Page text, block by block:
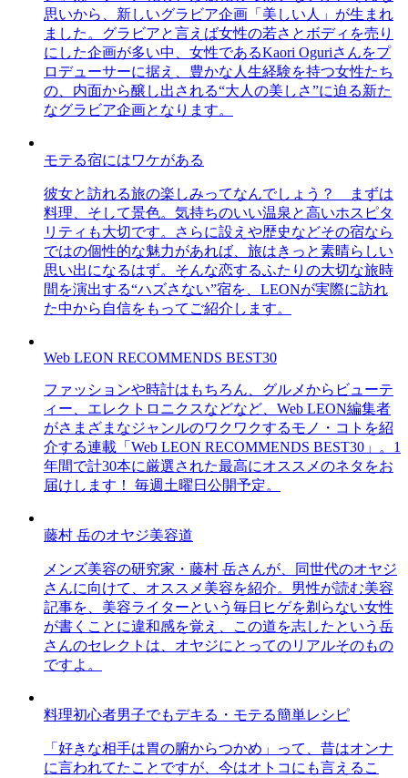
思いから、新しいグラビア企画「美しい人」が生まれ
ました。グラビアと言えば女性の若さとボディを売り
にした企画が多い中、女性であるKaori Oguriさんをプ
ロデューサーに据え、豊かな人生経験を持つ女性たち
の、内面から醸し出される“大人の美しさ”に迫る新た
なグラビア企画となります。
モテる宿にはワケがある
彼女と訪れる旅の楽しみってなんでしょう？ まずは
料理、そして景色。気持ちのいい温泉と高いホスピタ
リティも大切です。さらに設えや歴史などその宿なら
ではの個性的な魅力があれば、旅はきっと素晴らしい
思い出になるはず。そんな恋するふたりの大切な旅時
間を演出する“ハズさない”宿を、LEONが実際に訪れ
た中から自信をもってご紹介します。
Web LEON RECOMMENDS BEST30
ファッションや時計はもちろん、グルメからビューテ
ィー、エレクトロニクスなどなど、Web LEON編集者
がさまざまなジャンルのワクワクするモノ・コトを紹
介する連載「Web LEON RECOMMENDS BEST30」。1
年間で計30本に厳選された最高にオススメのネタをお
届けします！ 毎週土曜日公開予定。
藤村 岳のオヤジ美容道
メンズ美容の研究家・藤村 岳さんが、同世代のオヤジ
さんに向けて、オススメ美容を紹介。男性が読む美容
記事を、美容ライターという毎日ヒゲを剃らない女性
が書くことに違和感を覚え、この道を志したという岳
さんのセレクトは、オヤジにとってのリアルそのもの
ですよ。
料理初心者男子でもデキる・モテる簡単レシピ
「好きな相手は胃の腑からつかめ」って、昔はオンナ
に言われてたことですが、今はオトコにも言えるこ